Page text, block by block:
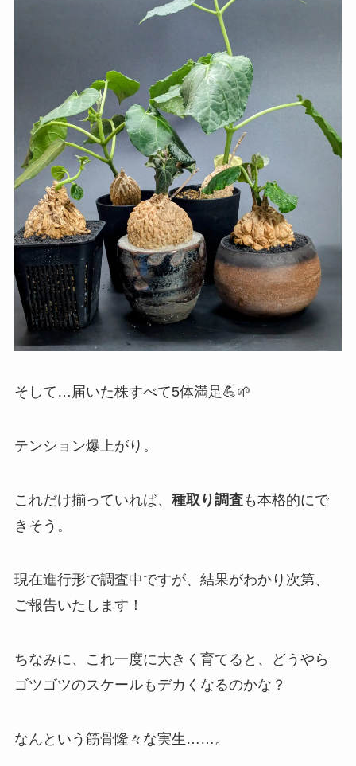
そして…届いた株すべて5体満足💪🌱
テンション爆上がり。
これだけ揃っていれば、 種取り調査も本格的にで
きそう。
現在進行形で調査中ですが、結果がわかり次第、
ご報告いたします！
ちなみに、これ一度に大きく育てると、どうやら
ゴツゴツのスケールもデカくなるのかな？
なんという筋骨隆々な実生……。